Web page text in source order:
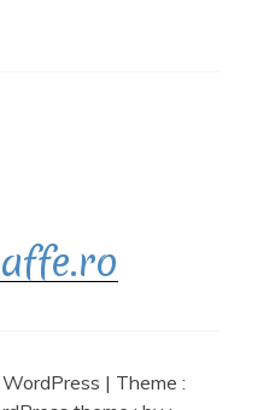
| Theme :